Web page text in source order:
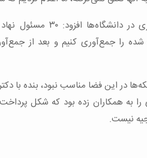
رئیس نهاد نمایندگی
شده را جمع‌آوری کنیم و بعد از
در این فضا مناسب نبود، بنده با
نیست.